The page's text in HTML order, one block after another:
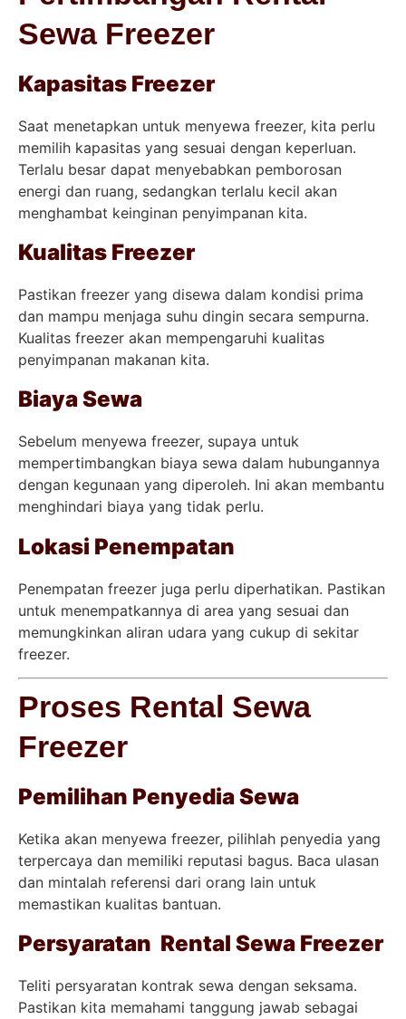
Sewa Freezer
Kapasitas Freezer
Saat menetapkan untuk menyewa freezer, kita perlu
memilih kapasitas yang sesuai dengan keperluan.
Terlalu besar dapat menyebabkan pemborosan
energi dan ruang, sedangkan terlalu kecil akan
menghambat keinginan penyimpanan kita.
Kualitas Freezer
Pastikan freezer yang disewa dalam kondisi prima
dan mampu menjaga suhu dingin secara sempurna.
Kualitas freezer akan mempengaruhi kualitas
penyimpanan makanan kita.
Biaya Sewa
Sebelum menyewa freezer, supaya untuk
mempertimbangkan biaya sewa dalam hubungannya
dengan kegunaan yang diperoleh. Ini akan membantu
menghindari biaya yang tidak perlu.
Lokasi Penempatan
Penempatan freezer juga perlu diperhatikan. Pastikan
untuk menempatkannya di area yang sesuai dan
memungkinkan aliran udara yang cukup di sekitar
freezer.
Proses Rental Sewa
Freezer
Pemilihan Penyedia Sewa
Ketika akan menyewa freezer, pilihlah penyedia yang
terpercaya dan memiliki reputasi bagus. Baca ulasan
dan mintalah referensi dari orang lain untuk
memastikan kualitas bantuan.
Persyaratan Rental Sewa Freezer
Teliti persyaratan kontrak sewa dengan seksama.
Pastikan kita memahami tanggung jawab sebagai